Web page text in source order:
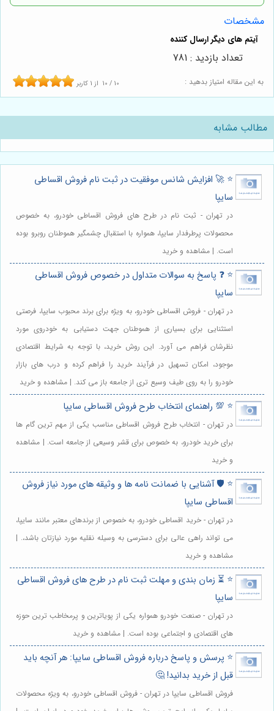
مشخصات
به این مقاله امتیاز بدهید : 10 / 10 از 1 کاربر
تعداد بازدید : 781
مطالب مشابه
⭐️ 🚀 افزایش شانس موفقیت در ثبت نام فروش اقساطی
سایپا
در تهران - ثبت نام در طرح های فروش اقساطی خودرو، به خصوص
محصولات پرطرفدار سایپا، همواره با استقبال چشمگیر هموطنان روبرو بوده
است. | مشاهده و خرید
⭐️ ❓ پاسخ به سوالات متداول در خصوص فروش اقساطی
سایپا
در تهران - فروش اقساطی خودرو، به ویژه برای برند محبوب سایپا، فرصتی
استثنایی برای بسیاری از هموطنان جهت دستیابی به خودروی مورد
نظرشان فراهم می آورد. این روش خرید، با توجه به شرایط اقتصادی
موجود، امکان تسهیل در فرآیند خرید را فراهم کرده و درب های بازار
خودرو را به روی طیف وسیع تری از جامعه باز می کند. | مشاهده و خرید
⭐️ 💯 راهنمای انتخاب طرح فروش اقساطی سایپا
در تهران - انتخاب طرح فروش اقساطی مناسب یکی از مهم ترین گام ها
برای خرید خودرو، به خصوص برای قشر وسیعی از جامعه است. | مشاهده
و خرید
⭐️ 🛡️ آشنایی با ضمانت نامه ها و وثیقه های مورد نیاز فروش
اقساطی سایپا
در تهران - خرید اقساطی خودرو، به خصوص از برندهای معتبر مانند سایپا،
می تواند راهی عالی برای دسترسی به وسیله نقلیه مورد نیازتان باشد،. |
مشاهده و خرید
⭐️ ⏳ زمان بندی و مهلت ثبت نام در طرح های فروش اقساطی
سایپا
در تهران - صنعت خودرو همواره یکی از پویاترین و پرمخاطب ترین حوزه
های اقتصادی و اجتماعی بوده است. | مشاهده و خرید
⭐️ پرسش و پاسخ درباره فروش اقساطی سایپا: هر آنچه باید
قبل از خرید بدانید! 🤔
فروش اقساطی سایپا در تهران - فروش اقساطی خودرو، به ویژه محصولات